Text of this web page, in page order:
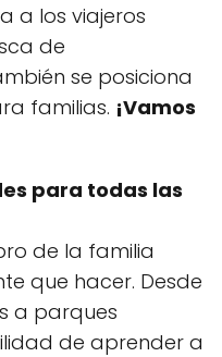
a los viajeros
de
se posiciona
familias. ¡Vamos
para todas las
de la familia
que hacer. Desde
a parques
de aprender a